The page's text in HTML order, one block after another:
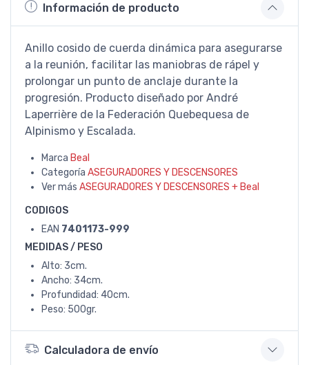
Información de producto
Anillo cosido de cuerda dinámica para asegurarse
a la reunión, facilitar las maniobras de rápel y
prolongar un punto de anclaje durante la
progresión. Producto diseñado por André
Laperrière de la Federación Quebequesa de
Alpinismo y Escalada.
Marca Beal
Categoría ASEGURADORES Y DESCENSORES
Ver más ASEGURADORES Y DESCENSORES + Beal
CODIGOS
EAN 7401173-999
MEDIDAS / PESO
Alto: 3cm.
Ancho: 34cm.
Profundidad: 40cm.
Peso: 500gr.
Calculadora de envío